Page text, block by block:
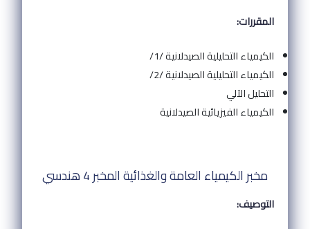
المقررات:
الكيمياء التحليلية الصيدلانية /1/
الكيمياء التحليلية الصيدلانية /2/
التحليل الآلي
الكيمياء الفيزيائية الصيدلانية
مخبر الكيمياء العامة والغذائية المخبر 4 هندسي
التوصيف: